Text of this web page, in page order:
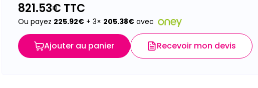
821.53€ TTC
Ou payez 225.92€+ 3× 205.38€ avec
Ajouter au panier Recevoir mon devis